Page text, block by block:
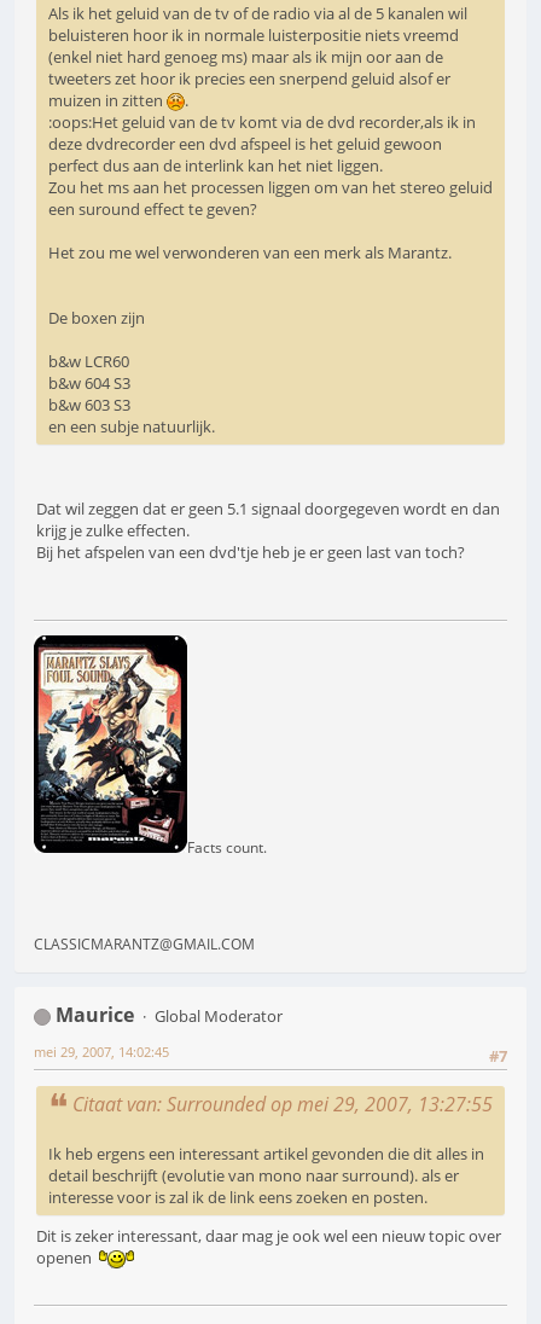
Als ik het geluid van de tv of de radio via al de 5 kanalen wil
beluisteren hoor ik in normale luisterpositie niets vreemd
(enkel niet hard genoeg ms) maar als ik mijn oor aan de
tweeters zet hoor ik precies een snerpend geluid alsof er
muizen in zitten
.
:oops:Het geluid van de tv komt via de dvd recorder,als ik in
deze dvdrecorder een dvd afspeel is het geluid gewoon
perfect dus aan de interlink kan het niet liggen.
Zou het ms aan het processen liggen om van het stereo geluid
een suround effect te geven?
Het zou me wel verwonderen van een merk als Marantz.
De boxen zijn
b&w LCR60
b&w 604 S3
b&w 603 S3
en een subje natuurlijk.
Dat wil zeggen dat er geen 5.1 signaal doorgegeven wordt en dan
krijg je zulke effecten.
Bij het afspelen van een dvd'tje heb je er geen last van toch?
Facts count.
CLASSICMARANTZ@GMAIL.COM
Maurice
Global Moderator
#7
mei 29, 2007, 14:02:45
Citaat van: Surrounded op mei 29, 2007, 13:27:55
Ik heb ergens een interessant artikel gevonden die dit alles in
detail beschrijft (evolutie van mono naar surround). als er
interesse voor is zal ik de link eens zoeken en posten.
Dit is zeker interessant, daar mag je ook wel een nieuw topic over
openen